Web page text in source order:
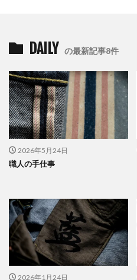
DAILY の最新記事8件
2026年5月24日
職人の手仕事
2026年1月24日